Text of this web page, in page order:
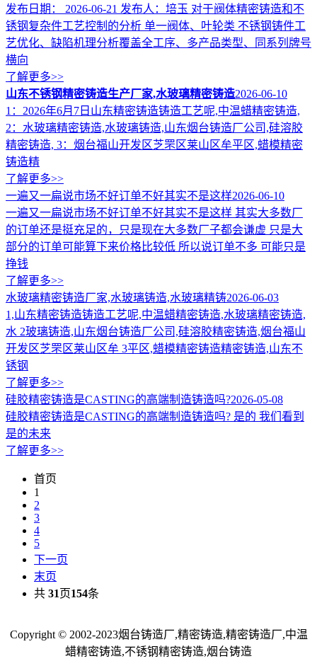
发布日期： 2026-06-21 发布人：培玉 对于阀体精密铸造和不
锈钢复杂件工艺控制的分析 单一阀体、叶轮类 不锈钢铸件工
艺优化、缺陷机理分析覆盖全工序、多产品类型、同系列牌号
横向
了解更多>>
山东不锈钢精密铸造生产厂家,水玻璃精密铸造2026-06-10
1：2026年6月7日山东精密铸造铸造工艺呢,中温蜡精密铸造,
2：水玻璃精密铸造,水玻璃铸造,山东烟台铸造厂公司,硅溶胶
精密铸造, 3：烟台福山开发区芝罘区莱山区牟平区,蜡模精密
铸造精
了解更多>>
一遍又一扁说市场不好订单不好其实不是这样2026-06-10
一遍又一扁说市场不好订单不好其实不是这样 其实大多数厂
的订单还是挺充足的，只是现在大多数厂子都会谦虚 只是大
部分的订单可能算下来价格比较低 所以说订单不多 可能只是
挣钱
了解更多>>
水玻璃精密铸造厂家,水玻璃铸造,水玻璃精铸2026-06-03
1,山东精密铸造铸造工艺呢,中温蜡精密铸造,水玻璃精密铸造,
水 2玻璃铸造,山东烟台铸造厂公司,硅溶胶精密铸造,烟台福山
开发区芝罘区莱山区牟 3平区,蜡模精密铸造精密铸造,山东不
锈钢
了解更多>>
硅胶精密铸造是CASTING的高端制造铸造吗?2026-05-08
硅胶精密铸造是CASTING的高端制造铸造吗? 是的 我们看到
是的未来
了解更多>>
首页
1
2
3
4
5
下一页
末页
共 31页154条
Copyright © 2002-2023烟台铸造厂,精密铸造,精密铸造厂,中温
蜡精密铸造,不锈钢精密铸造,烟台铸造